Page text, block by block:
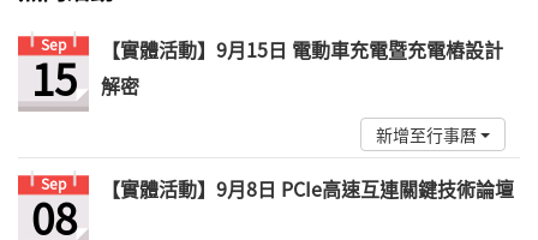
Sep
15
【實體活動】9月15日 電動車充電暨充電樁設計
解密
新增至行事曆
Sep
08 【實體活動】9月8日 PCIe高速互連關鍵技術論壇